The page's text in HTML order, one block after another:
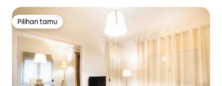
Pilihan tamu
Pilihan tamu